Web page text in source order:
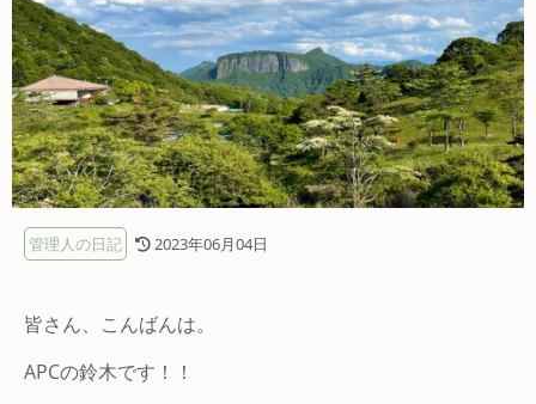
管理人の日記 2023年06月04日
皆さん、こんばんは。
APCの鈴木です！！